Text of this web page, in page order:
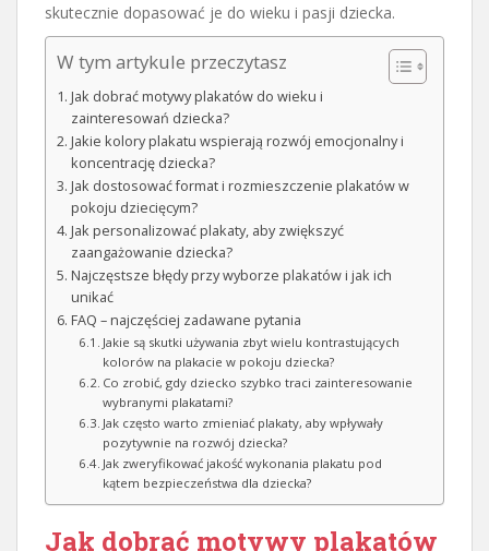
skutecznie dopasować je do wieku i pasji dziecka.
W tym artykule przeczytasz
Jak dobrać motywy plakatów do wieku i
zainteresowań dziecka?
Jakie kolory plakatu wspierają rozwój emocjonalny i
koncentrację dziecka?
Jak dostosować format i rozmieszczenie plakatów w
pokoju dziecięcym?
Jak personalizować plakaty, aby zwiększyć
zaangażowanie dziecka?
Najczęstsze błędy przy wyborze plakatów i jak ich
unikać
FAQ – najczęściej zadawane pytania
Jakie są skutki używania zbyt wielu kontrastujących
kolorów na plakacie w pokoju dziecka?
Co zrobić, gdy dziecko szybko traci zainteresowanie
wybranymi plakatami?
Jak często warto zmieniać plakaty, aby wpływały
pozytywnie na rozwój dziecka?
Jak zweryfikować jakość wykonania plakatu pod
kątem bezpieczeństwa dla dziecka?
Jak dobrać motywy plakatów